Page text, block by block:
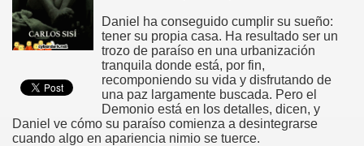
Daniel ha conseguido cumplir su sueño:
tener su propia casa. Ha resultado ser un
trozo de paraíso en una urbanización
tranquila donde está, por fin,
recomponiendo su vida y disfrutando de
una paz largamente buscada. Pero el
Demonio está en los detalles, dicen, y
Daniel ve cómo su paraíso comienza a desintegrarse
cuando algo en apariencia nimio se tuerce.